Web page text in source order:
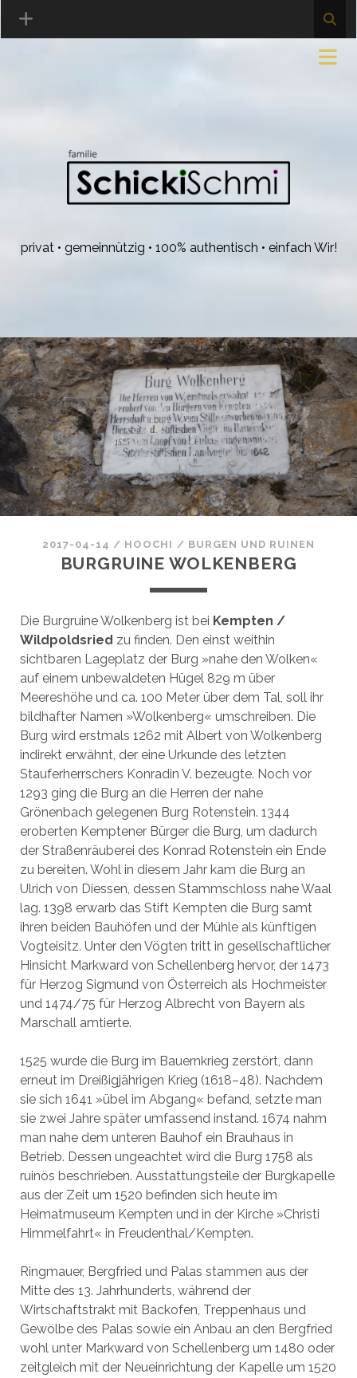
privat • gemeinnützig • 100% authentisch • einfach Wir!
2017-04-14 / HOOCHI / BURGEN UND RUINEN
BURGRUINE WOLKENBERG
Die Burgruine Wolkenberg ist bei Kempten /
Wildpoldsried zu finden. Den einst weithin
sichtbaren Lageplatz der Burg »nahe den Wolken«
auf einem unbewaldeten Hügel 829 m über
Meereshöhe und ca. 100 Meter über dem Tal, soll ihr
bildhafter Namen »Wolkenberg« umschreiben. Die
Burg wird erstmals 1262 mit Albert von Wolkenberg
indirekt erwähnt, der eine Urkunde des letzten
Stauferherrschers Konradin V. bezeugte. Noch vor
1293 ging die Burg an die Herren der nahe
Grönenbach gelegenen Burg Rotenstein. 1344
eroberten Kemptener Bürger die Burg, um dadurch
der Straßenräuberei des Konrad Rotenstein ein Ende
zu bereiten. Wohl in diesem Jahr kam die Burg an
Ulrich von Diessen, dessen Stammschloss nahe Waal
lag. 1398 erwarb das Stift Kempten die Burg samt
ihren beiden Bauhöfen und der Mühle als künftigen
Vogteisitz. Unter den Vögten tritt in gesellschaftlicher
Hinsicht Markward von Schellenberg hervor, der 1473
für Herzog Sigmund von Österreich als Hochmeister
und 1474/75 für Herzog Albrecht von Bayern als
Marschall amtierte.
1525 wurde die Burg im Bauernkrieg zerstört, dann
erneut im Dreißigjährigen Krieg (1618–48). Nachdem
sie sich 1641 »übel im Abgang« befand, setzte man
sie zwei Jahre später umfassend instand. 1674 nahm
man nahe dem unteren Bauhof ein Brauhaus in
Betrieb. Dessen ungeachtet wird die Burg 1758 als
ruinös beschrieben. Ausstattungsteile der Burgkapelle
aus der Zeit um 1520 befinden sich heute im
Heimatmuseum Kempten und in der Kirche »Christi
Himmelfahrt« in Freudenthal/Kempten.
Ringmauer, Bergfried und Palas stammen aus der
Mitte des 13. Jahrhunderts, während der
Wirtschaftstrakt mit Backofen, Treppenhaus und
Gewölbe des Palas sowie ein Anbau an den Bergfried
wohl unter Markward von Schellenberg um 1480 oder
zeitgleich mit der Neueinrichtung der Kapelle um 1520